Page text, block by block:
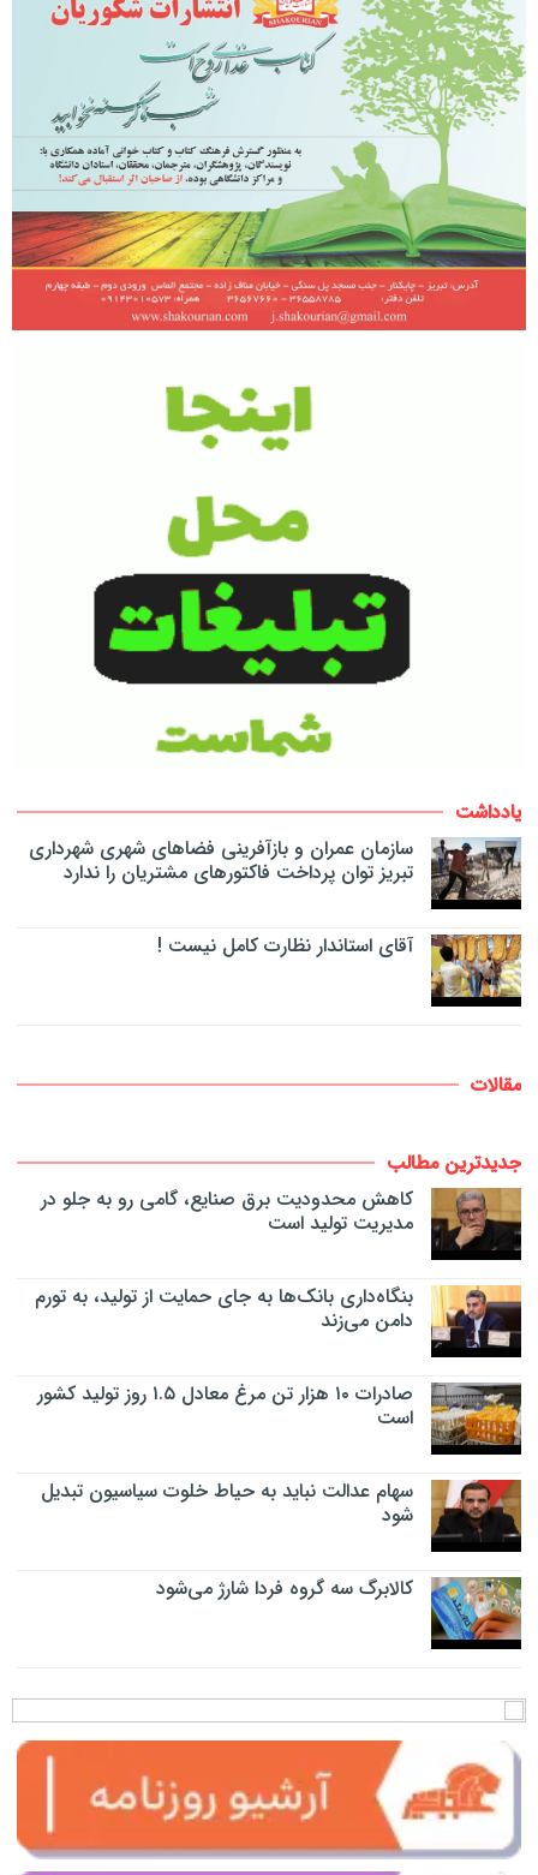
یادداشت
سازمان عمران و بازآفرینی فضاهای شهری شهرداری
تبریز توان پرداخت فاکتورهای مشتریان را ندارد
آقای استاندار نظارت کامل نیست !
مقالات
جدیدترین مطالب
کاهش محدودیت برق صنایع، گامی رو به جلو در
مدیریت تولید است
بنگاه‌داری بانک‌ها به جای حمایت از تولید، به تورم
دامن می‌زند
صادرات ۱۰ هزار تن مرغ معادل ۱.۵ روز تولید کشور
است
سهام عدالت نباید به حیاط خلوت سیاسیون تبدیل
شود
کالابرگ سه گروه فردا شارژ می‌شود